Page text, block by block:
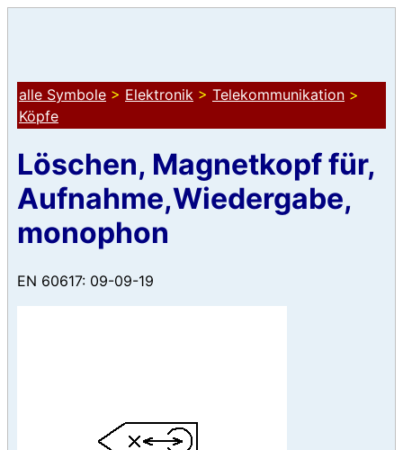
alle Symbole > Elektronik > Telekommunikation >
Köpfe
Löschen, Magnetkopf für,
Aufnahme,Wiedergabe,
monophon
EN 60617: 09-09-19